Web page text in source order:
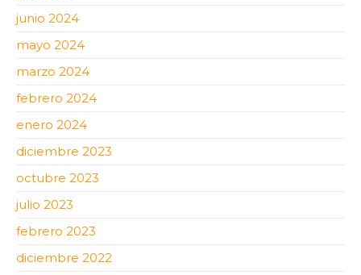
junio 2024
mayo 2024
marzo 2024
febrero 2024
enero 2024
diciembre 2023
octubre 2023
julio 2023
febrero 2023
diciembre 2022